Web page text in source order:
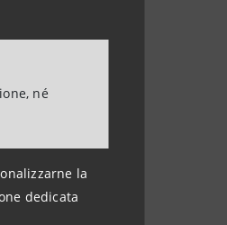
né
la
dedicata